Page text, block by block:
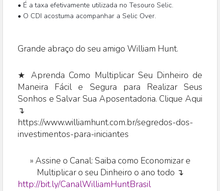
• É a taxa efetivamente utilizada no Tesouro Selic.
• O CDI acostuma acompanhar a Selic Over.
Grande abraço do seu amigo William Hunt.
★ Aprenda Como Multiplicar Seu Dinheiro de
Maneira Fácil e Segura para Realizar Seus
Sonhos e Salvar Sua Aposentadoria. Clique Aqui
↴
https://www.williamhunt.com.br/segredos-dos-
investimentos-para-iniciantes
»Assine o Canal: Saiba como Economizar e
Multiplicar o seu Dinheiro o ano todo ↴
http://bit.ly/CanalWilliamHuntBrasil